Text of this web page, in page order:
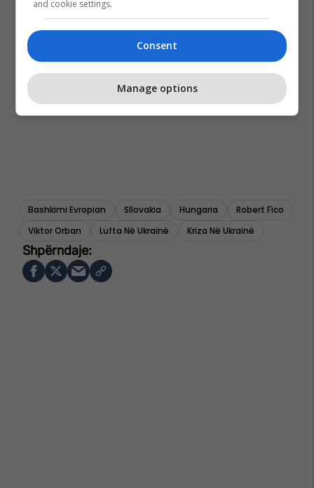
Bashkimi Evropian Sllovakia Hungaria
Robert Fico
Viktor Orban
Lufta Në Ukrainë Kriza Në Ukrainë
and cookie settings.
Consent
Manage options